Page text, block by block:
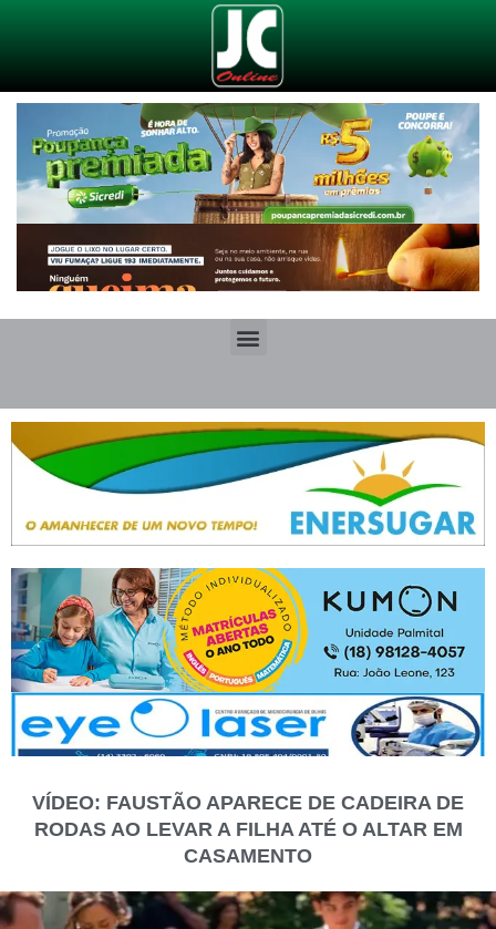
VÍDEO: FAUSTÃO APARECE DE CADEIRA DE
RODAS AO LEVAR A FILHA ATÉ O ALTAR EM
CASAMENTO